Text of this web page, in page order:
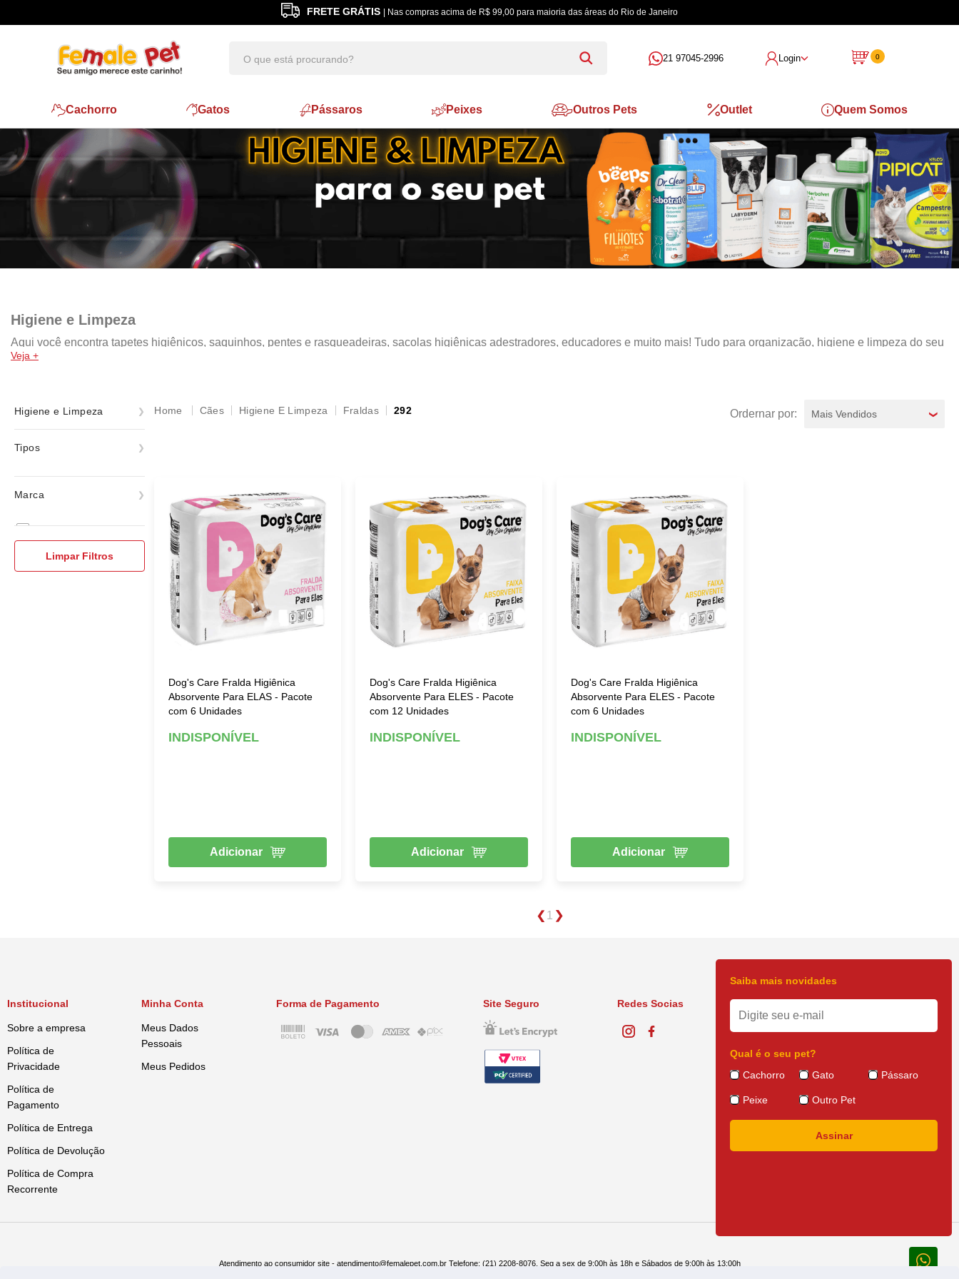
FRETE GRÁTIS | Nas compras acima de R$ 99,00 para maioria das áreas do Rio de Janeiro
21 97045-2996 Login 0
Cachorro Gatos Pássaros Peixes Outros Pets Outlet Quem Somos
Higiene e Limpeza
Aqui você encontra tapetes higiênicos, saquinhos, pentes e rasqueadeiras, sacolas higiênicas adestradores, educadores e muito mais! Tudo para organização, higiene e limpeza do seu
pet.
Veja +
Higiene e Limpeza
Tipos
ver todas
Marca
Limpar Filtros
Cães Higiene E Limpeza Fraldas 292 Mais Vendidos
Dog's Care Fralda Higiênica
Absorvente Para ELAS - Pacote
com 6 Unidades
INDISPONÍVEL
Adicionar
Dog's Care Fralda Higiênica
Absorvente Para ELES - Pacote
com 12 Unidades
INDISPONÍVEL
Adicionar
Dog's Care Fralda Higiênica
Absorvente Para ELES - Pacote
com 6 Unidades
INDISPONÍVEL
Adicionar
1
Institucional
Sobre a empresa
Política de
Privacidade
Política de
Pagamento
Política de Entrega
Política de Devolução
Política de Compra
Recorrente
Minha Conta
Meus Dados
Pessoais
Meus Pedidos
Forma de Pagamento Site Seguro Redes Socias
Saiba mais novidades
Qual é o seu pet?
Cachorro
Gato Pássaro
Peixe Outro Pet
Atendimento ao consumidor site - atendimento@femalepet.com.br Telefone: (21) 2208-8076. Seg a sex de 9:00h às 18h e Sábados de 9:00h às 13:00h